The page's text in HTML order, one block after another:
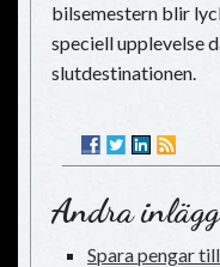
bilsemestern blir
speciell upplevelse
slutdestinationen.
Andra inlägg
Spara pengar